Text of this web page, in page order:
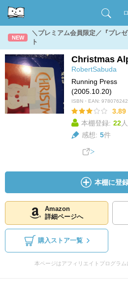
NEW
＼プレミアム会員限定／『プレ
ト
Christmas
RobertSabuda
Running Press
(2005.10.20)
ISBN・EAN:
3.89
本棚登録: 22人
感想: 5件
本棚に登
Amazon
詳細ページへ
購入ストア一覧
本ページはアフィリエイトプログラ